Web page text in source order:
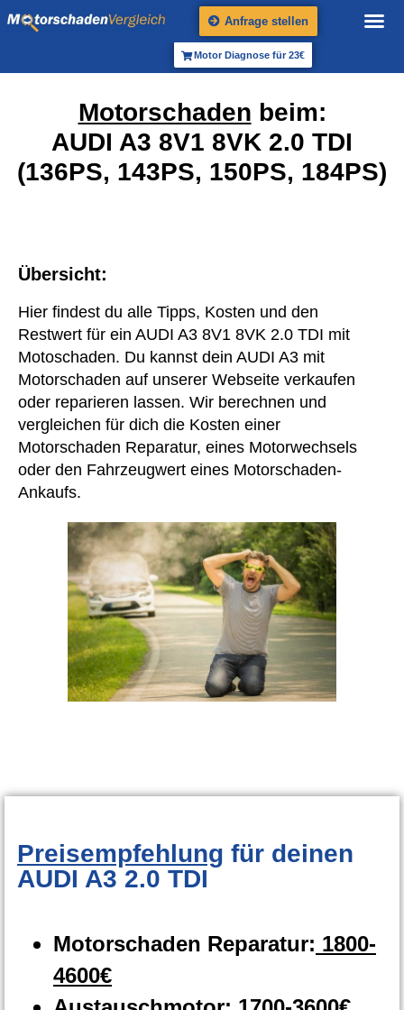
Anfrage stellen
Motor Diagnose für 23€
Motorschaden beim:
AUDI A3 8V1 8VK 2.0 TDI
(136PS, 143PS, 150PS, 184PS)
Übersicht:
Hier findest du alle Tipps, Kosten und den
Restwert für ein AUDI A3 8V1 8VK 2.0 TDI mit
Motoschaden. Du kannst dein AUDI A3 mit
Motorschaden auf unserer Webseite verkaufen
oder reparieren lassen. Wir berechnen und
vergleichen für dich die Kosten einer
Motorschaden Reparatur, eines Motorwechsels
oder den Fahrzeugwert eines Motorschaden-
Ankaufs.
Preisempfehlung für deinen
AUDI A3 2.0 TDI
Motorschaden Reparatur: 1800-
4600€